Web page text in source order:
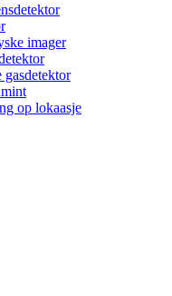
imager
gasdetektor
op lokaasje